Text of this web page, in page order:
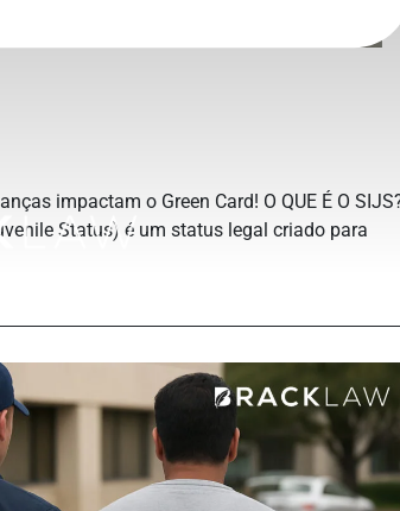
impactam o Green Card! O QUE É O
Status) é um status legal criado para